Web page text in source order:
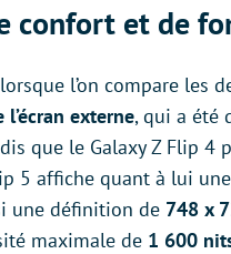
confort et de
l’on compare les
externe, qui a été
que le Galaxy Z Flip 4
5 affiche quant à lui une
une définition de 748 x
maximale de 1 600